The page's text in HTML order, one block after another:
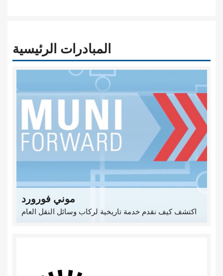
المبادرات الرئيسية
موني فورورد
اكتشف كيف نقدم خدمة تاريخية لركاب وسائل النقل العام